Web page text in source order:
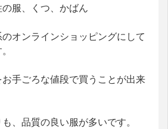
服、くつ、かばん
オンラインショッピングにして
手ごろな値段で買うことが出来
、品質の良い服が多いです。